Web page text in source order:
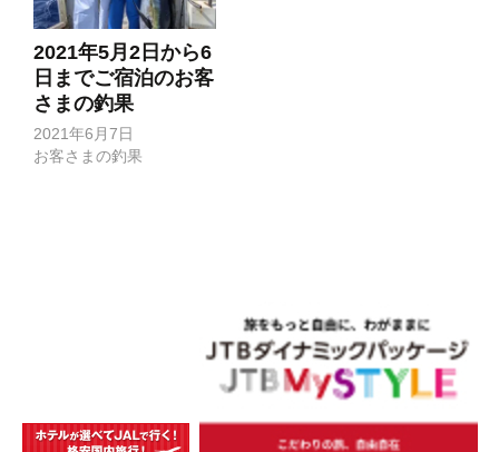
2021年5月2日から6
日までご宿泊のお客
さまの釣果
2021年6月7日
お客さまの釣果